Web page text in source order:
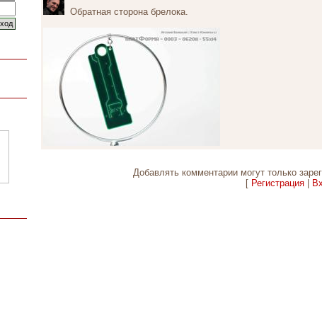
Обратная сторона брелока.
Добавлять комментарии могут только
[ Регистрация|